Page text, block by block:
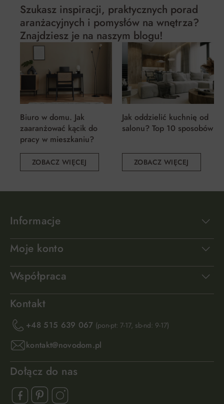
Szukasz inspiracji, praktycznych porad
aranżacyjnych i pomysłów na wnętrza?
Znajdziesz je na naszym blogu!
Biuro w domu. Jak
zaaranżować kącik do
pracy w mieszkaniu?
ZOBACZ WIĘCEJ
Jak oddzielić kuchnię od
salonu? Top 10 sposobów
ZOBACZ WIĘCEJ
Informacje
Moje konto
Współpraca
Kontakt
+48 515 639 067 (pon-pt: 7-17, sb-nd: 9-17)
kontakt@novodom.pl
Dołącz do nas